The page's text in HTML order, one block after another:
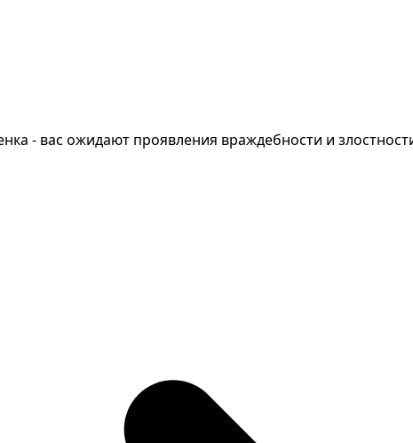
- вас ожидают проявления враждебности и